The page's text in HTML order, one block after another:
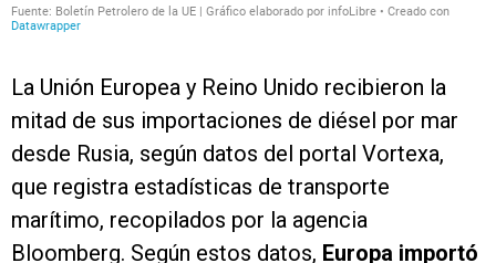
La Unión Europea y Reino Unido recibieron la
mitad de sus importaciones de diésel por mar
desde Rusia, según datos del portal Vortexa,
que registra estadísticas de transporte
marítimo, recopilados por la agencia
Bloomberg. Según estos datos, Europa importó